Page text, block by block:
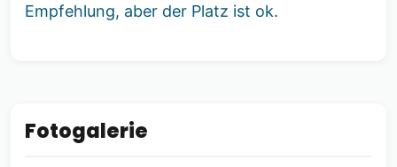
Empfehlung, aber der Platz ist ok.
Fotogalerie